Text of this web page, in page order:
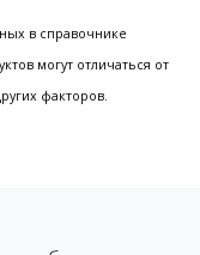
в справочнике
могут отличаться от
факторов.